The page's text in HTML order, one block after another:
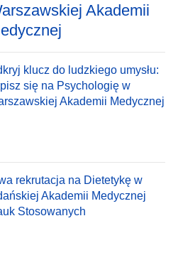
Akademii
klucz do ludzkiego umysłu:
się na Psychologię w
Akademii Medycznej
rekrutacja na Dietetykę w
Akademii Medycznej
Stosowanych